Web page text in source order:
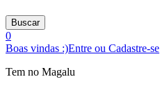
Buscar
0
Boas vindas :)Entre ou Cadastre-se
Tem no Magalu